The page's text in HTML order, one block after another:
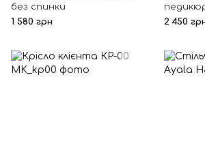
без спинки
1 580 грн
2 450